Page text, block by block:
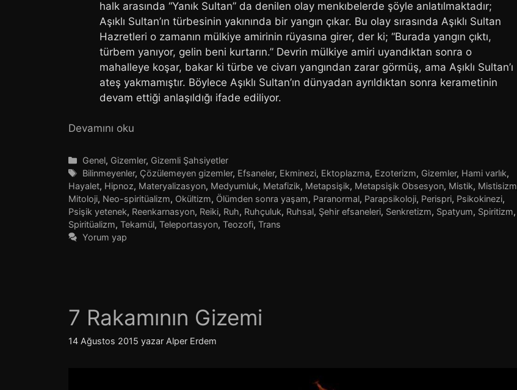
halk arasında “Yanık Sultan” da denilen olay menkıbelerde şöyle anlatılmaktadır;
Aşıklı Sultan’ın türbesinin yakınında bir yangın çıkar. Bu olay sırasında Aşıklı Sultan
Hazretleri o zamanın mülkiye amirinin rüyasına girer, der ki; “Burada yangın çıktı,
türbem yanıyor, gelin beni kurtarın.” Devrin mülkiye amiri uyandıktan sonra o
mahalleye koşar, bakar ki türbe ve civarı yangından zarar görmüş, ama Aşıklı Sultan’ı
ateş yakmamıştır. Böylece Aşıklı Sultan’ın dünyadan ayrıldıktan sonra kerametinin
devam ettiği anlaşıldığı ifade ediliyor.
Devamını oku
Kategoriler
Genel, Gizemler, Gizemli Şahsiyetler
Etiketler
Bilinmeyenler, Çözülemeyen gizemler, Efsaneler, Ekminezi, Ektoplazma, Ezoterizm, Gizemler, Hami varlık,
Hayalet, Hipnoz, Materyalizasyon, Medyumluk, Metafizik, Metapsişik, Metapsişik Obsesyon, Mistik, Mistisizm
Mitoloji, Neo-spiritüalizm, Okültizm, Ölümden sonra yaşam, Paranormal, Parapsikoloji, Perispri, Psikokinezi,
Psişik yetenek, Reenkarnasyon, Reiki, Ruh, Ruhçuluk, Ruhsal, Şehir efsaneleri, Senkretizm, Spatyum, Spiritizm,
Spiritüalizm, Tekamül, Teleportasyon, Teozofi, Trans
Yorum yap
7 Rakamının Gizemi
14 Ağustos 2015 yazar Alper Erdem